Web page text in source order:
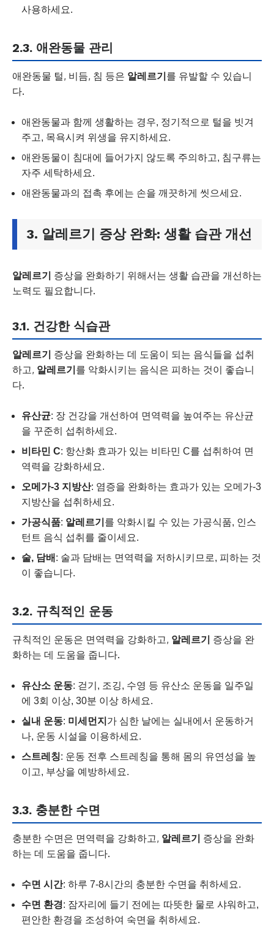
사용하세요.
2.3. 애완동물 관리
애완동물 털, 비듬, 침 등은 알레르기를 유발할 수 있습니
다.
애완동물과 함께 생활하는 경우, 정기적으로 털을 빗겨
주고, 목욕시켜 위생을 유지하세요.
애완동물이 침대에 들어가지 않도록 주의하고, 침구류는
자주 세탁하세요.
애완동물과의 접촉 후에는 손을 깨끗하게 씻으세요.
3. 알레르기 증상 완화: 생활 습관 개선
알레르기 증상을 완화하기 위해서는 생활 습관을 개선하는
노력도 필요합니다.
3.1. 건강한 식습관
알레르기 증상을 완화하는 데 도움이 되는 음식들을 섭취
하고, 알레르기를 악화시키는 음식은 피하는 것이 좋습니
다.
유산균: 장 건강을 개선하여 면역력을 높여주는 유산균
을 꾸준히 섭취하세요.
비타민 C: 항산화 효과가 있는 비타민 C를 섭취하여 면
역력을 강화하세요.
오메가-3 지방산: 염증을 완화하는 효과가 있는 오메가-3
지방산을 섭취하세요.
가공식품: 알레르기 를 악화시킬 수 있는 가공식품, 인스
턴트 음식 섭취를 줄이세요.
술, 담배 : 술과 담배는 면역력을 저하시키므로, 피하는 것
이 좋습니다.
3.2. 규칙적인 운동
규칙적인 운동은 면역력을 강화하고, 알레르기 증상을 완
화하는 데 도움을 줍니다.
유산소 운동: 걷기, 조깅, 수영 등 유산소 운동을 일주일
에 3회 이상, 30분 이상 하세요.
실내 운동: 미세먼지 가 심한 날에는 실내에서 운동하거
나, 운동 시설을 이용하세요.
스트레칭: 운동 전후 스트레칭을 통해 몸의 유연성을 높
이고, 부상을 예방하세요.
3.3. 충분한 수면
충분한 수면은 면역력을 강화하고, 알레르기 증상을 완화
하는 데 도움을 줍니다.
수면 시간: 하루 7-8시간의 충분한 수면을 취하세요.
수면 환경: 잠자리에 들기 전에는 따뜻한 물로 샤워하고,
편안한 환경을 조성하여 숙면을 취하세요.